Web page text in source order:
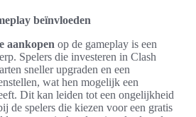
beïnvloeden
aankopen op de gameplay is een
Spelers die investeren in Clash
sneller upgraden en een
wat hen mogelijk een
Dit kan leiden tot een ongelijkheid
de spelers die kiezen voor een gratis